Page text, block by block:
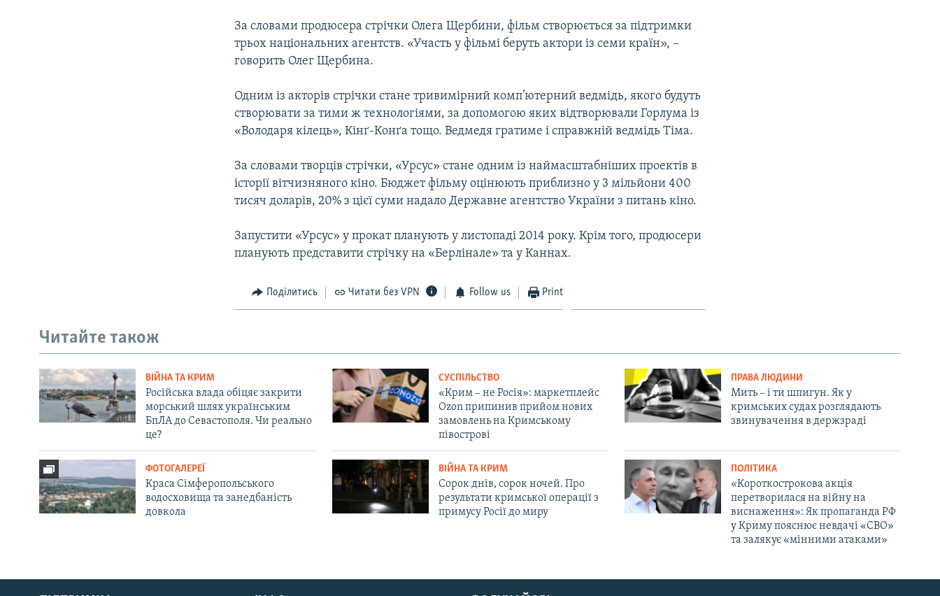
Русский
За словами продюсера стрічки Олега Щербини, фільм створюється за підтримки
трьох національних агентств. «Участь у фільмі беруть актори із семи країн», –
говорить Олег Щербина.
Одним із акторів стрічки стане тривимірний комп’ютерний ведмідь, якого будуть
створювати за тими ж технологіями, за допомогою яких відтворювали Горлума із
«Володаря кілець», Кінґ-Конґа тощо. Ведмедя гратиме і справжній ведмідь Тіма.
За словами творців стрічки, «Урсус» стане одним із наймасштабніших проектів в
історії вітчизняного кіно. Бюджет фільму оцінюють приблизно у 3 мільйони 400
тисяч доларів, 20% з цієї суми надало Державне агентство України з питань кіно.
Запустити «Урсус» у прокат планують у листопаді 2014 року. Крім того, продюсери
планують представити стрічку на «Берлінале» та у Каннах.
Поділитись Читати без VPN Follow us Print
Читайте також
ВІЙНА ТА КРИМ
Російська влада обіцяє закрити
морський шлях українським
БпЛА до Севастополя. Чи реально
це?
СУСПІЛЬСТВО
«Крим – не Росія»: маркетплейс
Ozon припинив прийом нових
замовлень на Кримському
півострові
ПРАВА ЛЮДИНИ
Мить – і ти шпигун. Як у
кримських судах розглядають
звинувачення в держзраді
ФОТОГАЛЕРЕЇ
Краса Сімферопольського
водосховища та занедбаність
довкола
ВІЙНА ТА КРИМ
Сорок днів, сорок ночей. Про
результати кримської операції з
примусу Росії до миру
ПОЛІТИКА
«Короткострокова акція
перетворилася на війну на
виснаження»: Як пропаганда РФ
у Криму пояснює невдачі «СВО»
та залякує «мінними атаками»